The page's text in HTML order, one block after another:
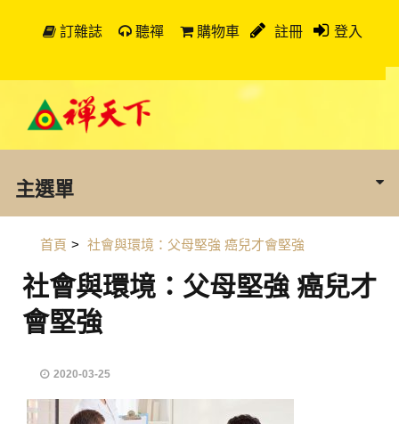
訂雜誌 聽禪 購物車 註冊 登入
主選單
首頁 > 社會與環境：父母堅強 癌兒才會堅強
社會與環境：父母堅強 癌兒才
會堅強
2020-03-25